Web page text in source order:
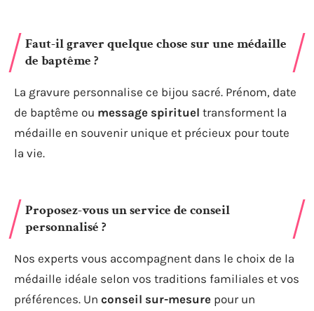
Faut-il graver quelque chose sur une médaille
de baptême ?
La gravure personnalise ce bijou sacré. Prénom, date
de baptême ou message spirituel transforment la
médaille en souvenir unique et précieux pour toute
la vie.
Proposez-vous un service de conseil
personnalisé ?
Nos experts vous accompagnent dans le choix de la
médaille idéale selon vos traditions familiales et vos
préférences. Un conseil sur-mesure pour un